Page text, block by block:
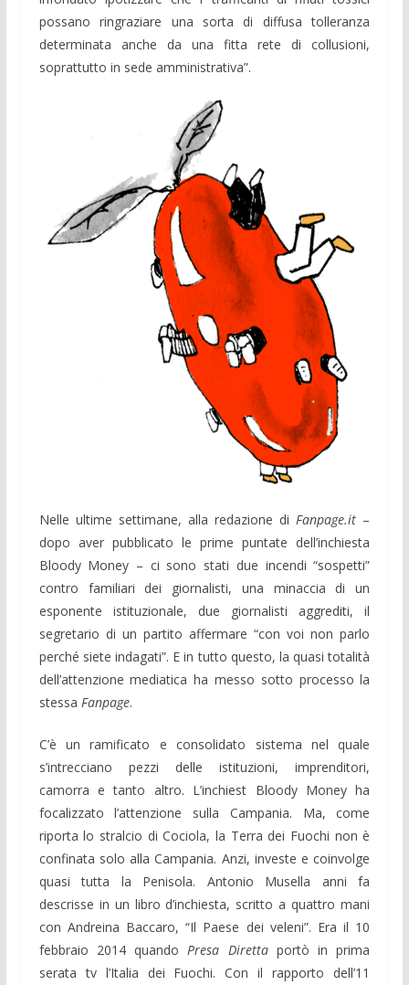
possano ringraziare una sorta di diffusa tolleranza
determinata anche da una fitta rete di collusioni,
soprattutto in sede amministrativa”.
Nelle ultime settimane, alla redazione diFanpage.it –
dopo aver pubblicato le prime puntate dell’inchiesta
Bloody Money – ci sono stati due incendi “sospetti”
contro familiari dei giornalisti, una minaccia di un
esponente istituzionale, due giornalisti aggrediti, il
segretario di un partito affermare “con voi non parlo
perché siete indagati”. E in tutto questo, la quasi totalità
dell’attenzione mediatica ha messo sotto processo la
stessa Fanpage.
C’è un ramificato e consolidato sistema nel quale
s’intrecciano pezzi delle istituzioni, imprenditori,
camorra e tanto altro. L’inchiest Bloody Money ha
focalizzato l’attenzione sulla Campania. Ma, come
riporta lo stralcio di Cociola, la Terra dei Fuochi non è
confinata solo alla Campania. Anzi, investe e coinvolge
quasi tutta la Penisola. Antonio Musella anni fa
descrisse in un libro d’inchiesta, scritto a quattro mani
con Andreina Baccaro, “Il Paese dei veleni”. Era il 10
febbraio 2014 quandoPresa Direttaportò in prima
serata tv l’Italia dei Fuochi. Con il rapporto dell’11